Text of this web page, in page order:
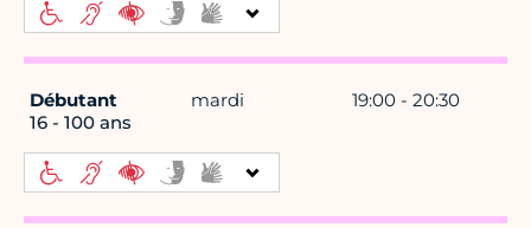
Débutant
16 - 100 ans
mardi 19:00 - 20:30